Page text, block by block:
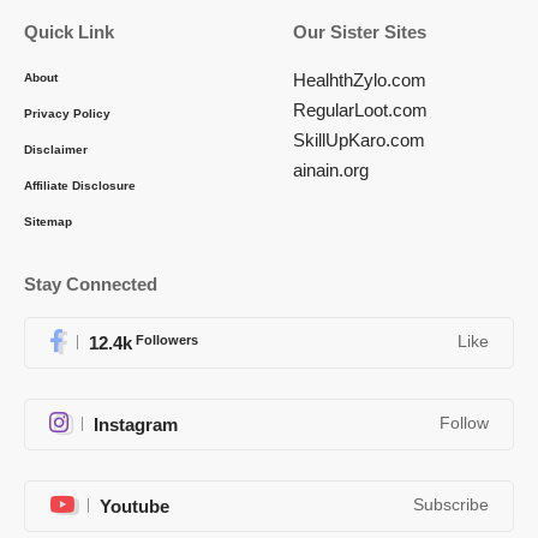
Quick Link
About
Privacy Policy
Disclaimer
Affiliate Disclosure
Sitemap
Our Sister Sites
HealhthZylo.com
RegularLoot.com
SkillUpKaro.com
ainain.org
Stay Connected
12.4k Followers Like
Instagram Follow
Youtube Subscribe